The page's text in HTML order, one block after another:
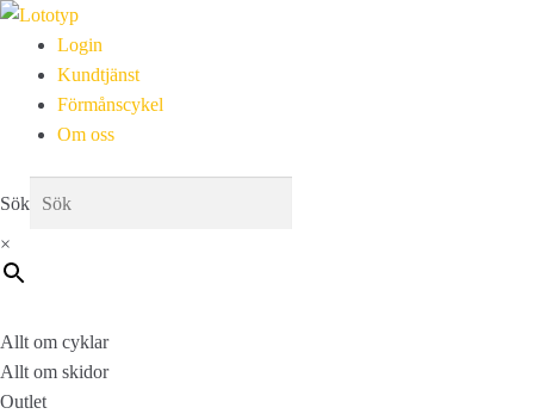
Login
Kundtjänst
Förmånscykel
Om oss
Sök
×
Allt om cyklar
Allt om skidor
Outlet